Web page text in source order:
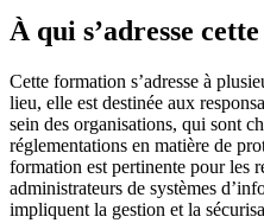
À qui s’adresse
Cette formation s’adresse à
lieu, elle est destinée aux
sein des organisations, qui sont
réglementations en matière de
formation est pertinente pour les
administrateurs de systèmes
impliquent la gestion et la